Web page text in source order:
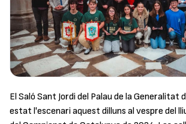
El Saló Sant Jordi del Palau de la Generalitat
estat l'escenari aquest dilluns al vespre del